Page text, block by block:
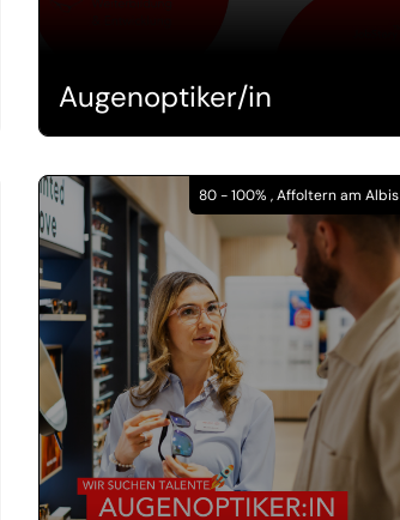
Augenoptiker/in
80 - 100% , Affoltern am Albis